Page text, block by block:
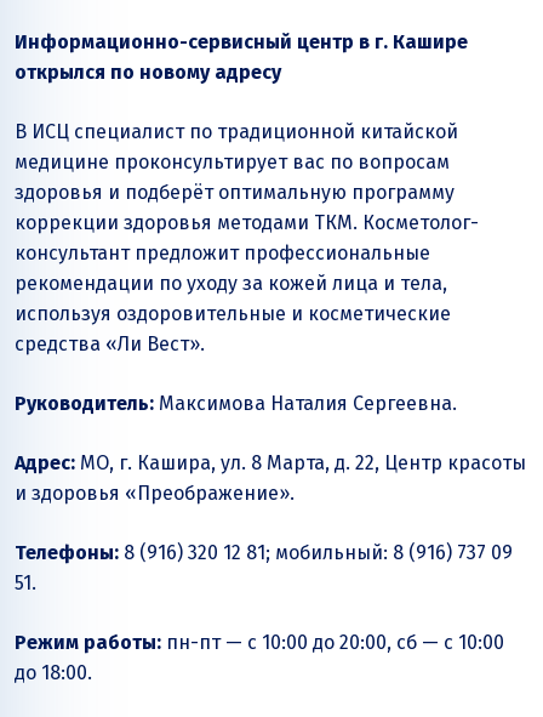
Информационно-сервисный центр в г. Кашире
открылся по новому адресу
В ИСЦ специалист по традиционной китайской
медицине проконсультирует вас по вопросам
здоровья и подберёт оптимальную программу
коррекции здоровья методами ТКМ. Косметолог-
консультант предложит профессиональные
рекомендации по уходу за кожей лица и тела,
используя оздоровительные и косметические
средства «Ли Вест».
Руководитель: Максимова Наталия Сергеевна.
Адрес: МО, г. Кашира, ул. 8 Марта, д. 22, Центр красоты
и здоровья «Преображение».
Телефоны: 8 (916) 320 12 81; мобильный: 8 (916) 737 09
51.
Режим работы: пн-пт — с 10:00 до 20:00, сб — с 10:00
до 18:00.